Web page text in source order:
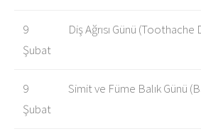
9
Şubat
Diş Ağrısı Günü (Toothache
9
Şubat
Simit ve Füme Balık Günü